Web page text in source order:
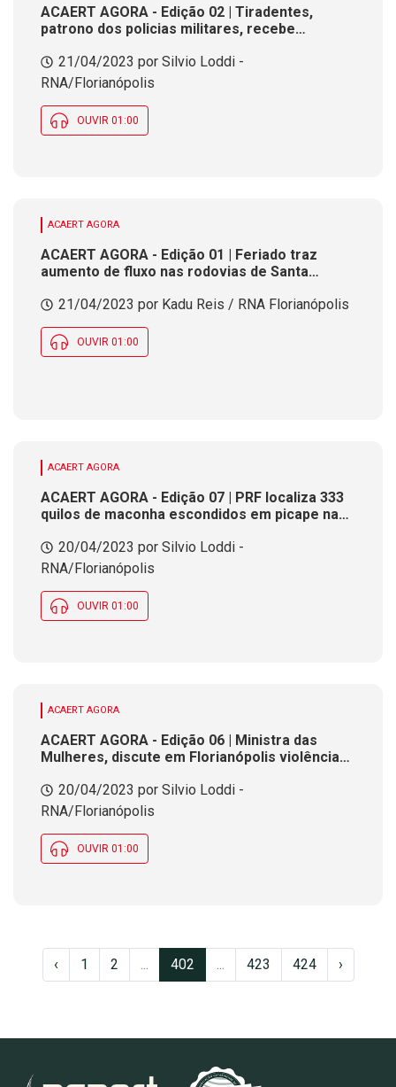
ACAERT AGORA - Edição 02 | Tiradentes,
patrono dos policias militares, recebe
21/04/2023 por Silvio Loddi -
RNA/Florianópolis
OUVIR 01:00
ACAERT AGORA
ACAERT AGORA - Edição 01 | Feriado traz
aumento de fluxo nas rodovias de Santa
21/04/2023 por Kadu Reis / RNA Florianópolis
OUVIR 01:00
ACAERT AGORA
ACAERT AGORA - Edição 07 | PRF localiza 333
quilos de maconha escondidos em picape na
20/04/2023 por Silvio Loddi -
RNA/Florianópolis
OUVIR 01:00
ACAERT AGORA
ACAERT AGORA - Edição 06 | Ministra das
Mulheres, discute em Florianópolis violência
20/04/2023 por Silvio Loddi -
RNA/Florianópolis
OUVIR 01:00
‹ 1 2 ... 402 ... 423 424 ›